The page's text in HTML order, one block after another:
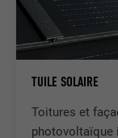
TUILE SOLAIRE
Toitures et
photovoltaïque